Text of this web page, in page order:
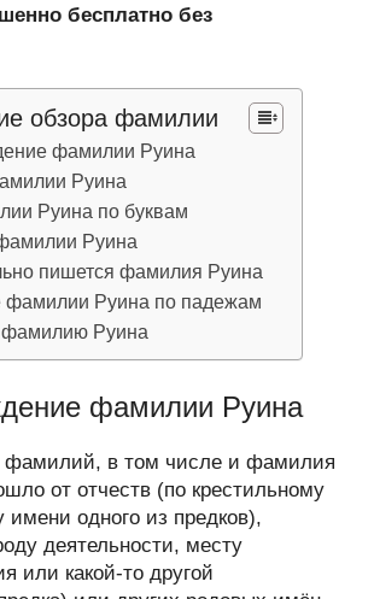
бесплатно без
обзора фамилии
фамилии Руина
Руина
Руина по буквам
Руина
пишется фамилия Руина
фамилии Руина по падежам
Руина
фамилии Руина
фамилий, в том числе и фамилия
от отчеств (по крестильному
одного из предков),
деятельности, месту
или какой-то другой